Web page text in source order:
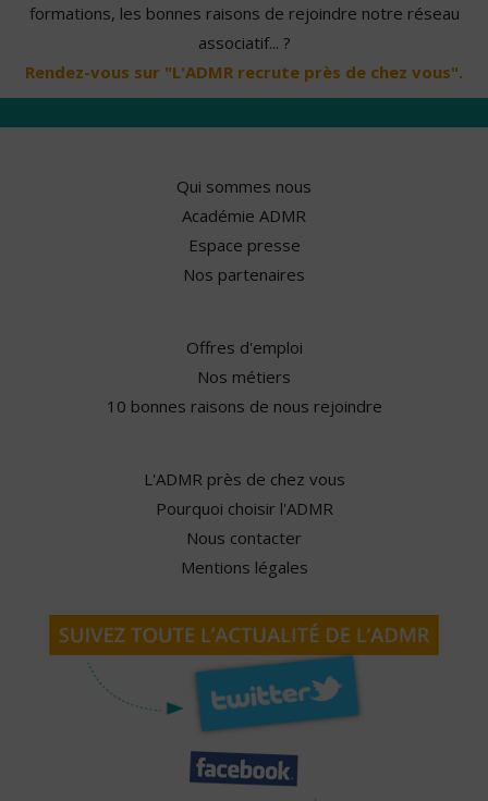
formations, les bonnes raisons de rejoindre notre réseau
associatif... ?
Rendez-vous sur "L'ADMR recrute près de chez vous".
Qui sommes nous
Académie ADMR
Espace presse
Nos partenaires
Offres d'emploi
Nos métiers
10 bonnes raisons de nous rejoindre
L'ADMR près de chez vous
Pourquoi choisir l'ADMR
Nous contacter
Mentions légales